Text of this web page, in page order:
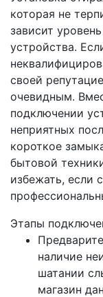
которая не
зависит
устройства.
своей
очевидным.
подключении
неприятных
короткое
бытовой
избежать, если
Этапы
наличие
шатании
магазин